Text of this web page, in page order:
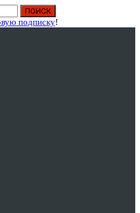
подписку!